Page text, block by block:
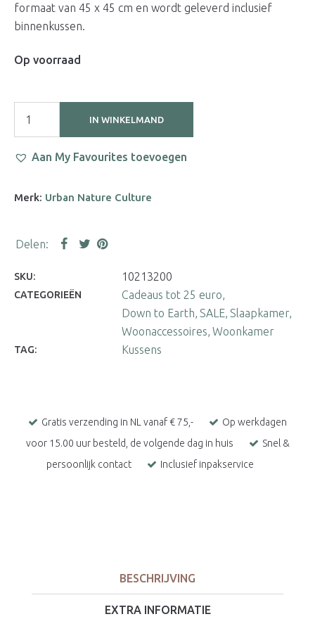
formaat van 45 x 45 cm en wordt geleverd inclusief
binnenkussen.
Op voorraad
IN WINKELMAND
Aan My Favourites toevoegen
Merk: Urban Nature Culture
SKU: 10213200
CATEGORIEËN
Cadeaus tot 25 euro
Down to Earth SALE Slaapkamer
Woonaccessoires Woonkamer
TAG: Kussens
Gratis verzending in NL vanaf € 75,-
Op werkdagen
voor 15.00 uur besteld, de volgende dag in huis
Snel &
persoonlijk contact
Inclusief inpakservice
BESCHRIJVING
EXTRA INFORMATIE